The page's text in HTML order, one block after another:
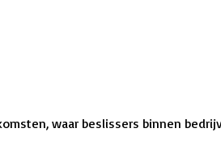
waar beslissers binnen